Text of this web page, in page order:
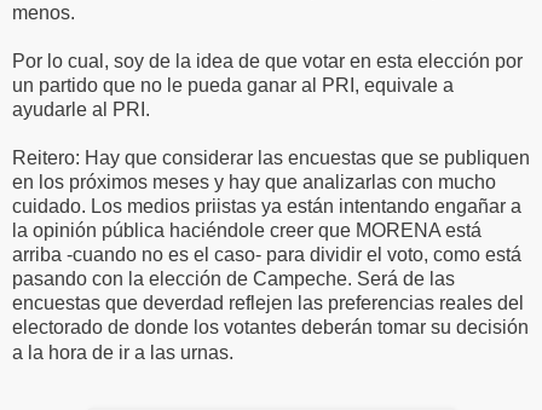
menos.
Por lo cual, soy de la idea de que votar en esta elección por
un partido que no le pueda ganar al PRI, equivale a
ayudarle al PRI.
Reitero: Hay que considerar las encuestas que se publiquen
en los próximos meses y hay que analizarlas con mucho
cuidado. Los medios priistas ya están intentando engañar a
la opinión pública haciéndole creer que MORENA está
arriba -cuando no es el caso- para dividir el voto, como está
pasando con la elección de Campeche. Será de las
encuestas que deverdad reflejen las preferencias reales del
electorado de donde los votantes deberán tomar su decisión
a la hora de ir a las urnas.